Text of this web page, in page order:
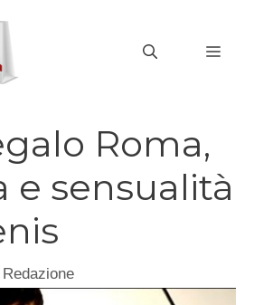
Roma,
e sensualità
Redazione